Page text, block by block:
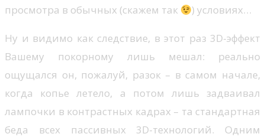
просмотра в обычных (скажем так
) условиях…
Ну и видимо как следствие, в этот раз 3D-эффект
Вашему покорному лишь мешал: реально
ощущался он, пожалуй, разок – в самом начале,
когда копье летело, а потом лишь задваивал
лампочки в контрастных кадрах – та стандартная
беда всех пассивных 3D-технологий. Одним